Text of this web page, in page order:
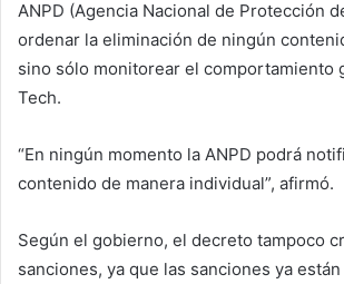
ANPD (Agencia Nacional de Protección
ordenar la eliminación de ningún
sino sólo monitorear el comportamiento
Tech.
“En ningún momento la ANPD podrá
contenido de manera individual”, afirmó.
Según el gobierno, el decreto tampoco
sanciones, ya que las sanciones ya